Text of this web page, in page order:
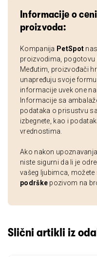
Informacije o
proizvoda:
Kompanija PetSpot
proizvodima, pogotovu
Međutim, proizvođači
unapređuju svoje
informacije uvek one
Informacije sa
podataka o prisustvu
izbegnete, kao i
vrednostima.
Ako nakon
niste sigurni da li je
vašeg ljubimca, možete
podrške pozivom na
Slični artikli iz